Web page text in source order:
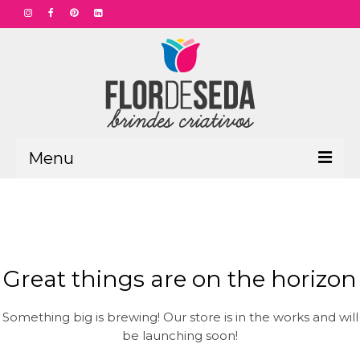
Menu
Aniversário Corporativo
Dia das Mães
Great things are on the horizon
Something big is brewing! Our store is in the works and will
be launching soon!